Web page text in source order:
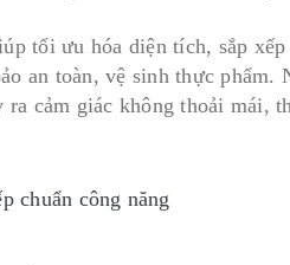
tối ưu hóa diện tích, sắp
an toàn, vệ sinh thực phẩm.
cảm giác không thoải mái,
chuẩn công năng